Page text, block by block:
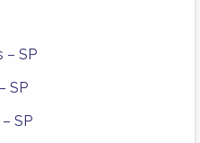
– SP
SP
SP